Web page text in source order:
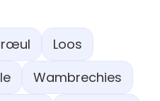
Loos
Wambrechies